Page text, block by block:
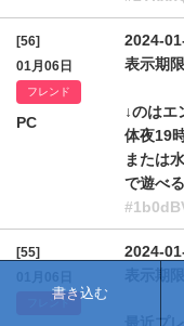
[56]
01月06日
フレンド
PC
2024-
表示期
↓のはエ
体夜19
または
で遊べ
[55]
フレンド
2024-
書き込む